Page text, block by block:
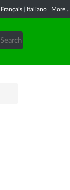
Français Italiano More...